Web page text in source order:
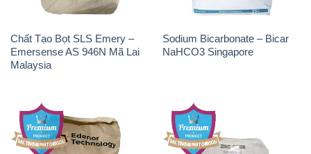
Chất Tạo Bọt SLS Emery –
Emersense AS 946N Mã Lai
Malaysia
Sodium Bicarbonate – Bicar
NaHCO3 Singapore